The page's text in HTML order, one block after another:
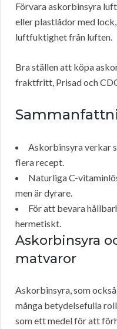
Förvara askorbinsyra
eller plastlådor med
luftfuktighet från luften.
Bra ställen att köpa
fraktfritt, Prisad och
Askorbinsyra verkar
flera recept.
Naturliga C-
men är dyrare.
För att bevara
hermetiskt.
Askorbinsyra
matvaror
Askorbinsyra, som
många betydelsefulla
som ett medel för att